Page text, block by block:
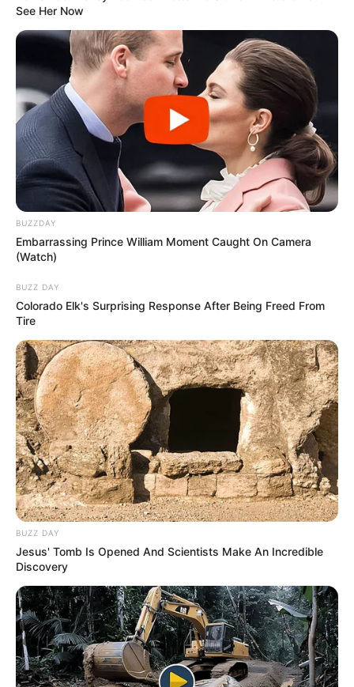
See Her Now
BUZZDAY
Embarrassing Prince William Moment Caught On Camera
(Watch)
BUZZ DAY
Colorado Elk's Surprising Response After Being Freed From
Tire
BUZZ DAY
Jesus' Tomb Is Opened And Scientists Make An Incredible
Discovery